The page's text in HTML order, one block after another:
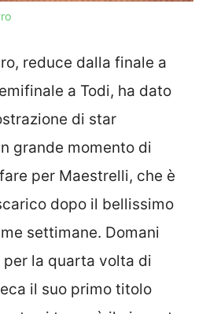
reduce dalla finale a
a Todi, ha dato
di star
grande momento di
per Maestrelli, che è
dopo il bellissimo
settimane. Domani
per la quarta volta di
il suo primo titolo